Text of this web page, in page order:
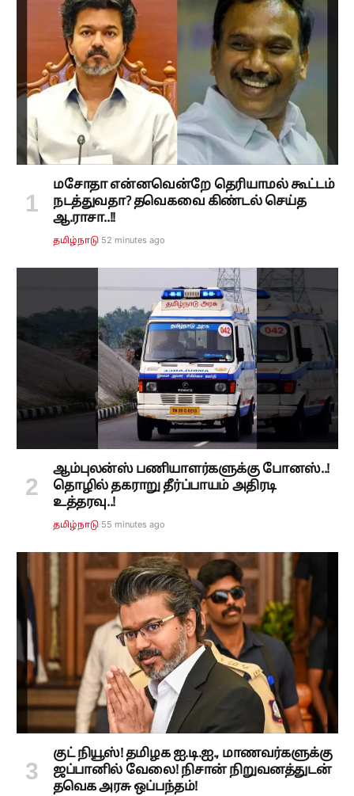
மசோதா என்னவென்றே தெரியாமல் கூட்டம்
நடத்துவதா? தவெகவை கிண்டல் செய்த
ஆ.ராசா..!!
தமிழ்நாடு 52 minutes ago
ஆம்புலன்ஸ் பணியாளர்களுக்கு போனஸ்..!
தொழில் தகராறு தீர்ப்பாயம் அதிரடி
உத்தரவு..!
தமிழ்நாடு 55 minutes ago
குட் நியூஸ்! தமிழக ஐ.டி.ஐ., மாணவர்களுக்கு
ஜப்பானில் வேலை! நிசான் நிறுவனத்துடன்
தவெக அரசு ஒப்பந்தம்!